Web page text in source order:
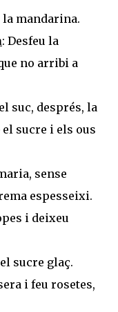
mandarina.
: Desfeu la
no arribi a
suc, després, la
sucre i els ous
sense
espesseixi.
i deixeu
sucre glaç.
i feu rosetes,